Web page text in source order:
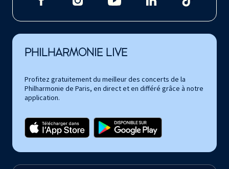
PHILHARMONIE LIVE
Profitez gratuitement du meilleur des concerts de la
Philharmonie de Paris, en direct et en différé grâce à notre
application.